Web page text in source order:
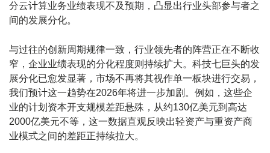
分云计算业务业绩表现不及预期，凸显出行业头部参与者之
间的发展分化。
与过往的创新周期规律一致，行业领先者的阵营正在不断收
窄，企业业绩表现的分化程度则持续扩大。科技七巨头的发
展分化已愈发显著，市场不再将其视作单一板块进行交易，
我们预计这一趋势在2026年将进一步加剧。例如，这些企
业的计划资本开支规模差距悬殊，从约130亿美元到高达
2000亿美元不等，这一数据直观反映出轻资产与重资产商
业模式之间的差距正持续拉大。